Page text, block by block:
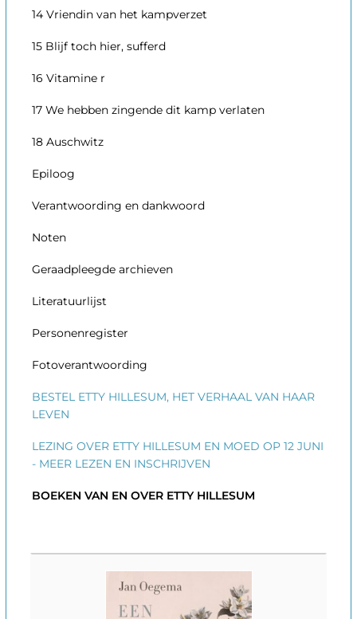
14 Vriendin van het kampverzet
15 Blijf toch hier, sufferd
16 Vitamine r
17 We hebben zingende dit kamp verlaten
18 Auschwitz
Epiloog
Verantwoording en dankwoord
Noten
Geraadpleegde archieven
Literatuurlijst
Personenregister
Fotoverantwoording
BESTEL ETTY HILLESUM, HET VERHAAL VAN HAAR
LEVEN
LEZING OVER ETTY HILLESUM EN MOED OP 12 JUNI
- MEER LEZEN EN INSCHRIJVEN
BOEKEN VAN EN OVER ETTY HILLESUM